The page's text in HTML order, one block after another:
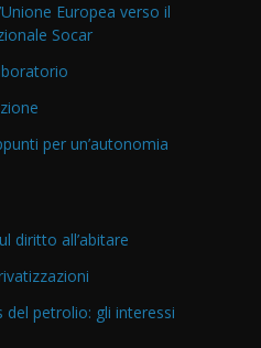
Europea verso il
Socar
per un’autonomia
diritto all’abitare
del petrolio: gli interessi